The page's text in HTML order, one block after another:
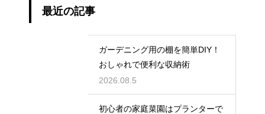
最近の記事
ガーデニング用の棚を簡単DIY！
おしゃれで便利な収納術
2026.08.5
初心者の家庭菜園はプランターで